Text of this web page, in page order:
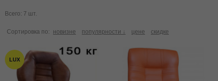
Всего: 7 шт.
Сортировка по: новизне популярности ↓ цене скидке
LUX